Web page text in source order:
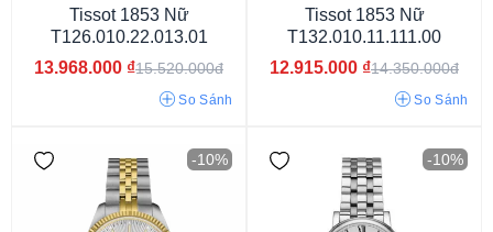
Dây màu trắng Dây phối màu
Dây màu bạc
Dây màu đen
Dây nâu đậm Dây xanh than
Tissot 1853 Nữ
T126.010.22.013.01
13.968.000 ₫15.520.000đ
So Sánh
Tissot 1853 Nữ
T132.010.11.111.00
12.915.000 ₫14.350.000đ
So Sánh
-10% -10%